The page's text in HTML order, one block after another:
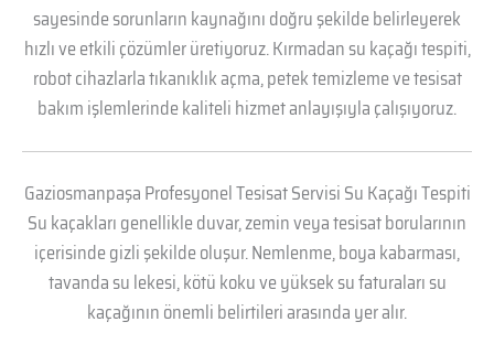
sayesinde sorunların kaynağını doğru şekilde belirleyerek
hızlı ve etkili çözümler üretiyoruz. Kırmadan su kaçağı tespiti,
robot cihazlarla tıkanıklık açma, petek temizleme ve tesisat
bakım işlemlerinde kaliteli hizmet anlayışıyla çalışıyoruz.
Gaziosmanpaşa Profesyonel Tesisat Servisi Su Kaçağı Tespiti
Su kaçakları genellikle duvar, zemin veya tesisat borularının
içerisinde gizli şekilde oluşur. Nemlenme, boya kabarması,
tavanda su lekesi, kötü koku ve yüksek su faturaları su
kaçağının önemli belirtileri arasında yer alır.